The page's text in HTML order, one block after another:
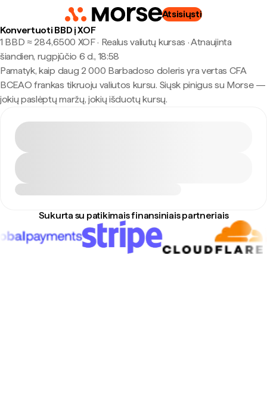
Atsisiųsti
Konvertuoti BBD į XOF
1 BBD ≈ 284,6500 XOF · Realus valiutų kursas ·Atnaujinta
šiandien, rugpjūčio 6 d., 18:58
Pamatyk, kaip daug 2 000 Barbadoso doleris yra vertas CFA
BCEAO frankas tikruoju valiutos kursu. Siųsk pinigus su Morse —
jokių paslėptų maržų, jokių išduotų kursų.
Sukurta su patikimais finansiniais partneriais